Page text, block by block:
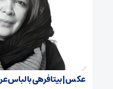
عکس | بیتا فرهی با لباس